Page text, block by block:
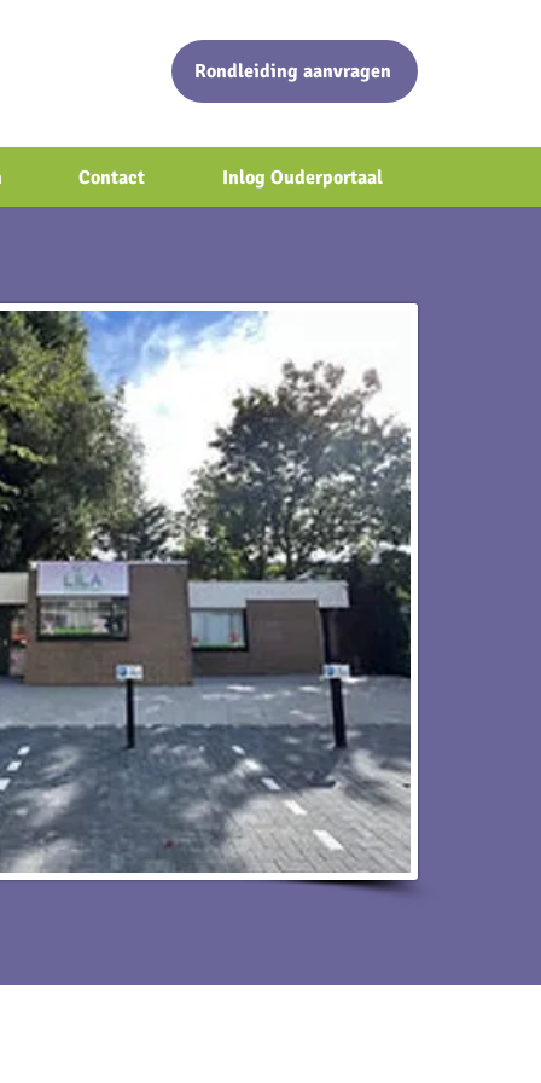
Rondleiding aanvragen
Contact Inlog Ouderportaal